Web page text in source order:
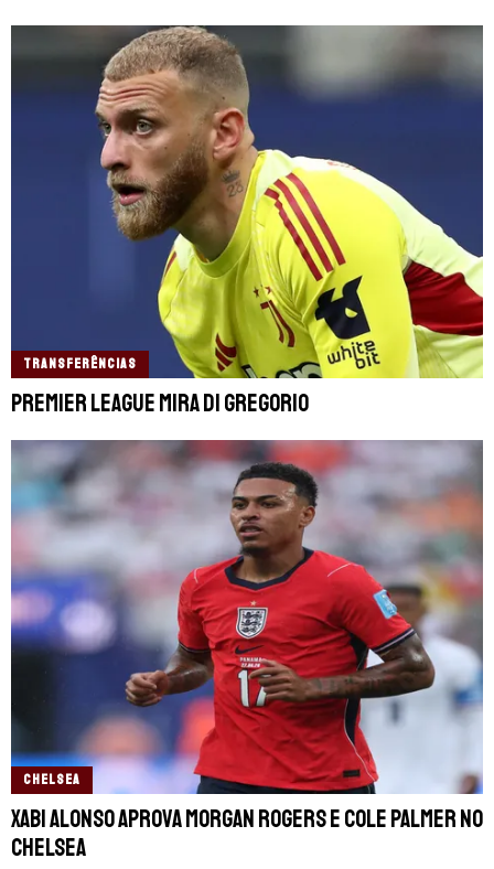
TRANSFERÊNCIAS
Premier League mira Di Gregorio
CHELSEA
Xabi Alonso aprova Morgan Rogers e Cole Palmer no
Chelsea